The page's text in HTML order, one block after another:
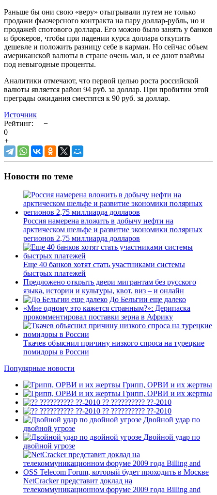
Раньше бы они свою «веру» отыгрывали путем не только
продажи фьючерсного контракта на пару доллар-рубль, но и
продажей спотового доллара. Его можно было занять у банков
и брокеров, чтобы при падении курса доллара откупить
дешевле и положить разницу себе в карман. Но сейчас объем
американской валюты в стране очень мал, и ее дают взаймы
под невыгодные проценты.
Аналитики отмечают, что первой целью роста российской
валюты является район 94 руб. за доллар. При пробитии этой
преграды ожидания сместятся к 90 руб. за доллар.
Источник
Рейтинг: −
0
+
Новости по теме
Россия намерена вложить в добычу нефти на
арктическом шельфе и развитие экономики полярных
регионов 2,75 миллиарда долларов
Еще 40 банков хотят стать участниками системы
быстрых платежей
Предложено открыть двери мигрантам без русского
языка, истории и культуры, квот, виз – и онлайн
До Бельгии еще далеко
«Мне одному это кажется странным?»: Дерипаска
прокомментировал поставки зерна в Африку
Ткачев объяснил причину низкого спроса на турецкие
помидоры в России
Популярные новости
Грипп, ОРВИ и их жертвы
Грипп, ОРВИ и их жертвы
?? ?????????? ??-2010
?? ?????????? ??-2010
Двойной удар по
двойной угрозе
Двойной удар по
двойной угрозе
NetCracker представит доклад на
телекоммуникационном форуме 2009 года Billing and